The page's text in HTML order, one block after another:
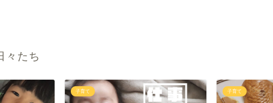
々たち
子育て 子育て